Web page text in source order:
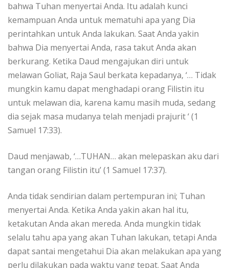
bahwa Tuhan menyertai Anda. Itu adalah kunci
kemampuan Anda untuk mematuhi apa yang Dia
perintahkan untuk Anda lakukan. Saat Anda yakin
bahwa Dia menyertai Anda, rasa takut Anda akan
berkurang. Ketika Daud mengajukan diri untuk
melawan Goliat, Raja Saul berkata kepadanya, ‘… Tidak
mungkin kamu dapat menghadapi orang Filistin itu
untuk melawan dia, karena kamu masih muda, sedang
dia sejak masa mudanya telah menjadi prajurit ‘ (1
Samuel 17:33).
Daud menjawab, ‘…TUHAN… akan melepaskan aku dari
tangan orang Filistin itu’ (1 Samuel 17:37).
Anda tidak sendirian dalam pertempuran ini; Tuhan
menyertai Anda. Ketika Anda yakin akan hal itu,
ketakutan Anda akan mereda. Anda mungkin tidak
selalu tahu apa yang akan Tuhan lakukan, tetapi Anda
dapat santai mengetahui Dia akan melakukan apa yang
perlu dilakukan pada waktu yang tepat. Saat Anda